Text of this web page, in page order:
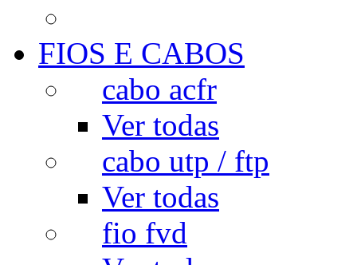
FIOS E CABOS
cabo acfr
Ver todas
cabo utp / ftp
Ver todas
fio fvd